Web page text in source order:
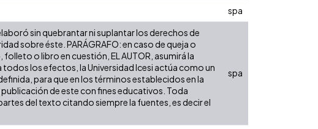
spa
sin quebrantar ni suplantar los derechos de
sobre éste. PARÁGRAFO: en caso de queja o
o libro en cuestión, EL AUTOR, asumirá la
los efectos, la Universidad Icesi actúa como un
para que en los términos establecidos en la
de este con fines educativos. Toda
del texto citando siempre la fuentes, es decir el
spa